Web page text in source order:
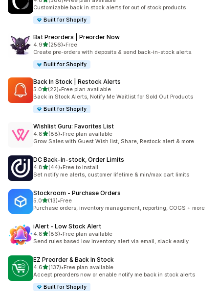
총 리뷰 586개
Customizable back in stock alerts for out of stock products
Built for Shopify
Bat Preorders | Preorder Now
4.9별 5개 중
(256)
총 리뷰 256개
•Free
Create pre-orders with deposits & send back-in-stock alerts.
Built for Shopify
Back In Stock | Restock Alerts
5.0별 5개 중
(22)
총 리뷰 22개
•Free plan available
Back in Stock Alerts, Notify Me Waitlist for Sold Out Products
Built for Shopify
Wishlist Guru: Favorites List
4.8별 5개 중
(88)
총 리뷰 88개
•Free plan available
Grow Sales with Guest Wish list, Share, Restock alert & more
DC Back‑in‑stock, Order Limits
4.8별 5개 중
(44)
총 리뷰 44개
•Free to install
Set notify me alerts, customer lifetime & min/max cart limits
Stockroom ‑ Purchase Orders
5.0별 5개 중
(13)
총 리뷰 13개
•Free
Purchase orders, inventory management, reporting, COGS + more
iAlert ‑ Low Stock Alert
4.8별 5개 중
(86)
총 리뷰 86개
•Free plan available
Send rules based low inventory alert via email, slack easily
EZ Preorder & Back In Stock
4.6별 5개 중
(137)
총 리뷰 137개
•Free plan available
Accept preorders now or enable notify me back in stock alerts
Built for Shopify